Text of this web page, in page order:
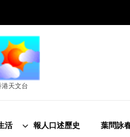
港天文台
活 報人口述歷史 葉問詠